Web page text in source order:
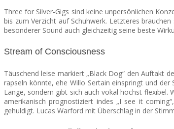
CHEAP
SEATS
Three for Silver-Gigs sind keine unpersönlichen
bis zum Verzicht auf Schuhwerk. Letzteres
besonderer Sound auch gleichzeitig seine beste
Stream of Consciousness
Täuschend leise markiert „Black Dog“ den Auftakt
rapseln könnte, ehe Willo Sertain einspringt und der
Länge, sondern gibt sich auch vokal höchst flexibel.
amerikanisch prognostiziert indes „I see it
gehuldigt. Lucas Warford mit Überschlag in der